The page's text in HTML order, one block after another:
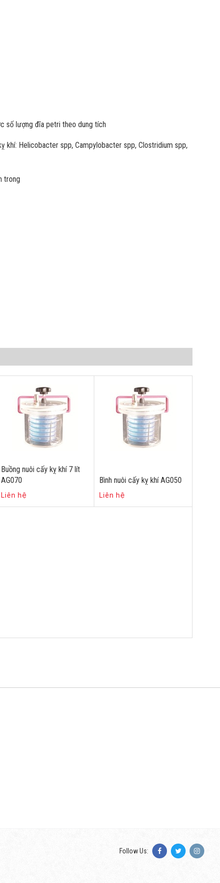
số lượng đĩa petri theo dung tích
khí: Helicobacter spp, Campylobacter spp, Clostridium spp,
trong
Buồng nuôi cấy kỵ khí 7 lít
AG070
Liên hệ
Bình nuôi cấy kỵ khí AG050
Liên hệ
Follow Us: